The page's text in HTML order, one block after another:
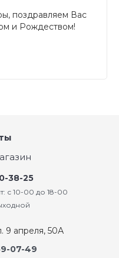
поздравляем Вас
и Рождеством!
38-25
с 10-00 до 18-00
9 апреля, 50А
07-49